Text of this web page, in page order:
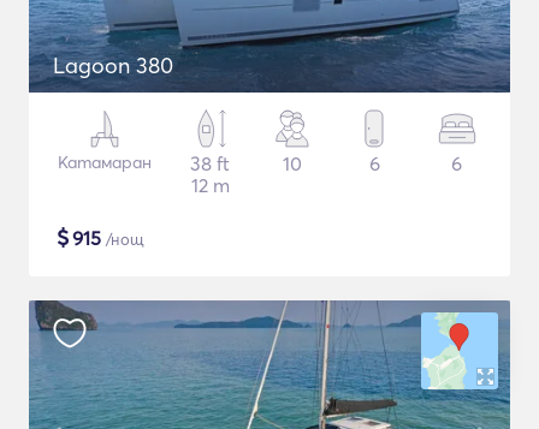
Lagoon 380
Катамаран
38 ft
12 m
10 6 6
$915 /нощ